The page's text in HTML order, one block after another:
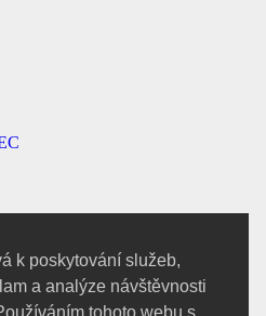
k poskytování služeb,
a analýze návštěvnosti